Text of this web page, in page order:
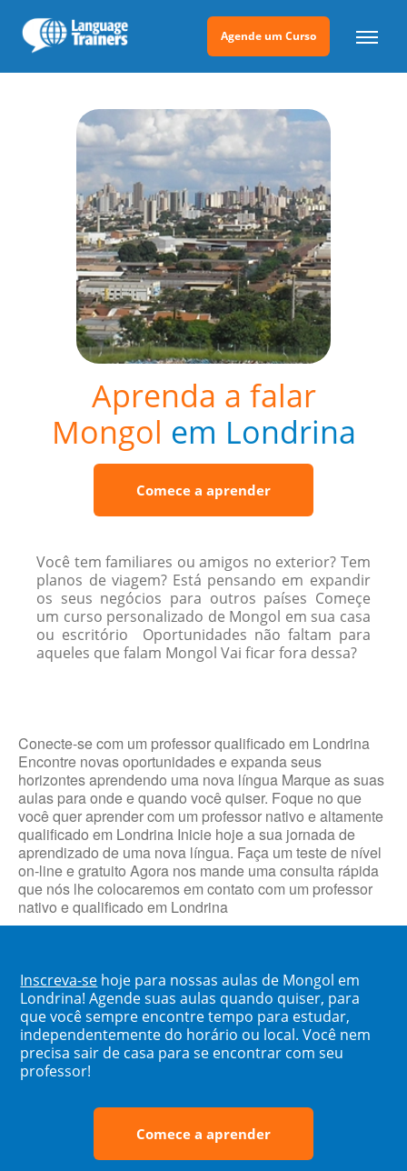
Agende um Curso
Aprenda a falar
Mongol em Londrina
Comece a aprender
Você tem familiares ou amigos no exterior? Tem
planos de viagem? Está pensando em expandir
os seus negócios para outros países Começe
um curso personalizado de Mongol em sua casa
ou escritório Oportunidades não faltam para
aqueles que falam Mongol Vai ficar fora dessa?
Conecte-se com um professor qualificado em Londrina
Encontre novas oportunidades e expanda seus
horizontes aprendendo uma nova língua Marque as suas
aulas para onde e quando você quiser. Foque no que
você quer aprender com um professor nativo e altamente
qualificado em Londrina Inicie hoje a sua jornada de
aprendizado de uma nova língua. Faça um teste de nível
on-line e gratuito Agora nos mande uma consulta rápida
que nós lhe colocaremos em contato com um professor
nativo e qualificado em Londrina
Inscreva-se hoje para nossas aulas de Mongol em
Londrina! Agende suas aulas quando quiser, para
que você sempre encontre tempo para estudar,
independentemente do horário ou local. Você nem
precisa sair de casa para se encontrar com seu
professor!
Comece a aprender